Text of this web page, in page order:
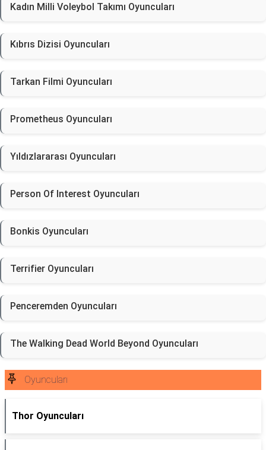
Kadın Milli Voleybol Takımı Oyuncuları
Kıbrıs Dizisi Oyuncuları
Tarkan Filmi Oyuncuları
Prometheus Oyuncuları
Yıldızlararası Oyuncuları
Person Of Interest Oyuncuları
Bonkis Oyuncuları
Terrifier Oyuncuları
Penceremden Oyuncuları
The Walking Dead World Beyond Oyuncuları
Oyuncuları
Thor Oyuncuları